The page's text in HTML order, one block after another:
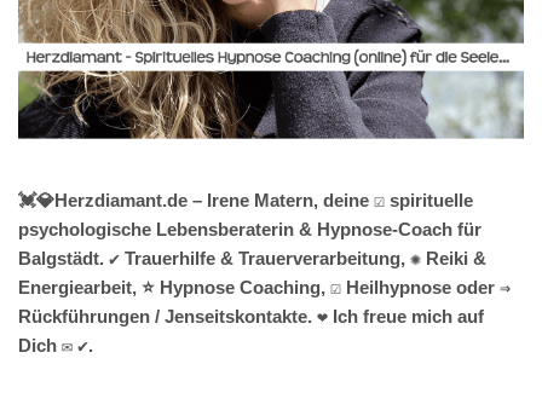
💓️💎Herzdiamant.de – Irene Matern, deine ☑️ spirituelle
psychologische Lebensberaterin & Hypnose-Coach für
Balgstädt. ✔️ Trauerhilfe & Trauerverarbeitung, ✺ Reiki &
Energiearbeit, ⭐ Hypnose Coaching, ☑️ Heilhypnose oder ⇒
Rückführungen / Jenseitskontakte. ❤ Ich freue mich auf
Dich ✉ ✔.